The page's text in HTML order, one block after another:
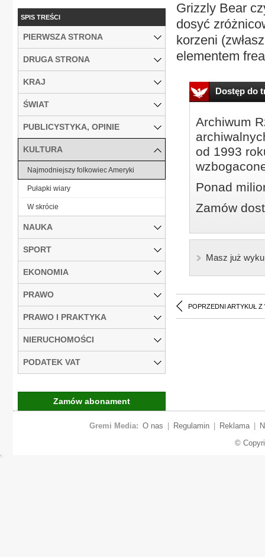
Grizzly Bear
dosyć
korzeni
elementem
Dostęp do
Archiwum
od 1993
Ponad
Zamów
Masz już
POPRZEDNI ARTYKUŁ Z
SPIS TREŚCI
PIERWSZA STRONA
DRUGA STRONA
KRAJ
ŚWIAT
PUBLICYSTYKA, OPINIE
KULTURA
Najmodniejszy folkowiec Ameryki
Pułapki wiary
W skrócie
NAUKA
SPORT
EKONOMIA
PRAWO
PRAWO I PRAKTYKA
NIERUCHOMOŚCI
PODATEK VAT
Zamów abonament
Gremi Media: O nas Regulamin Reklama
©